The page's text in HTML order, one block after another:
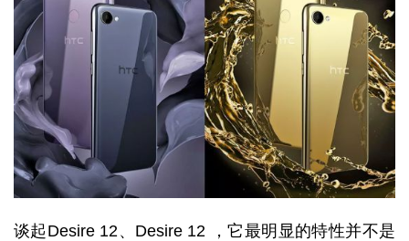
谈起Desire 12、Desire 12 ，它最明显的特性并不是